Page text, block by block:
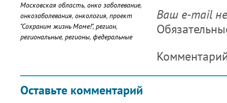
Московская область, онко заболевание,
онкозаболевания, онкология, проект
"Сохраним жизнь Маме!",регион,
региональные, регионы, федеральные
Оставьте комментарий
Ваш e-mail